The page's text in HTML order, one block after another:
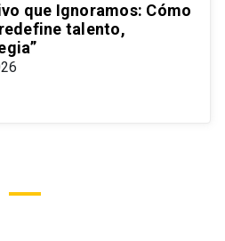
que Ignoramos: Cómo
talento,